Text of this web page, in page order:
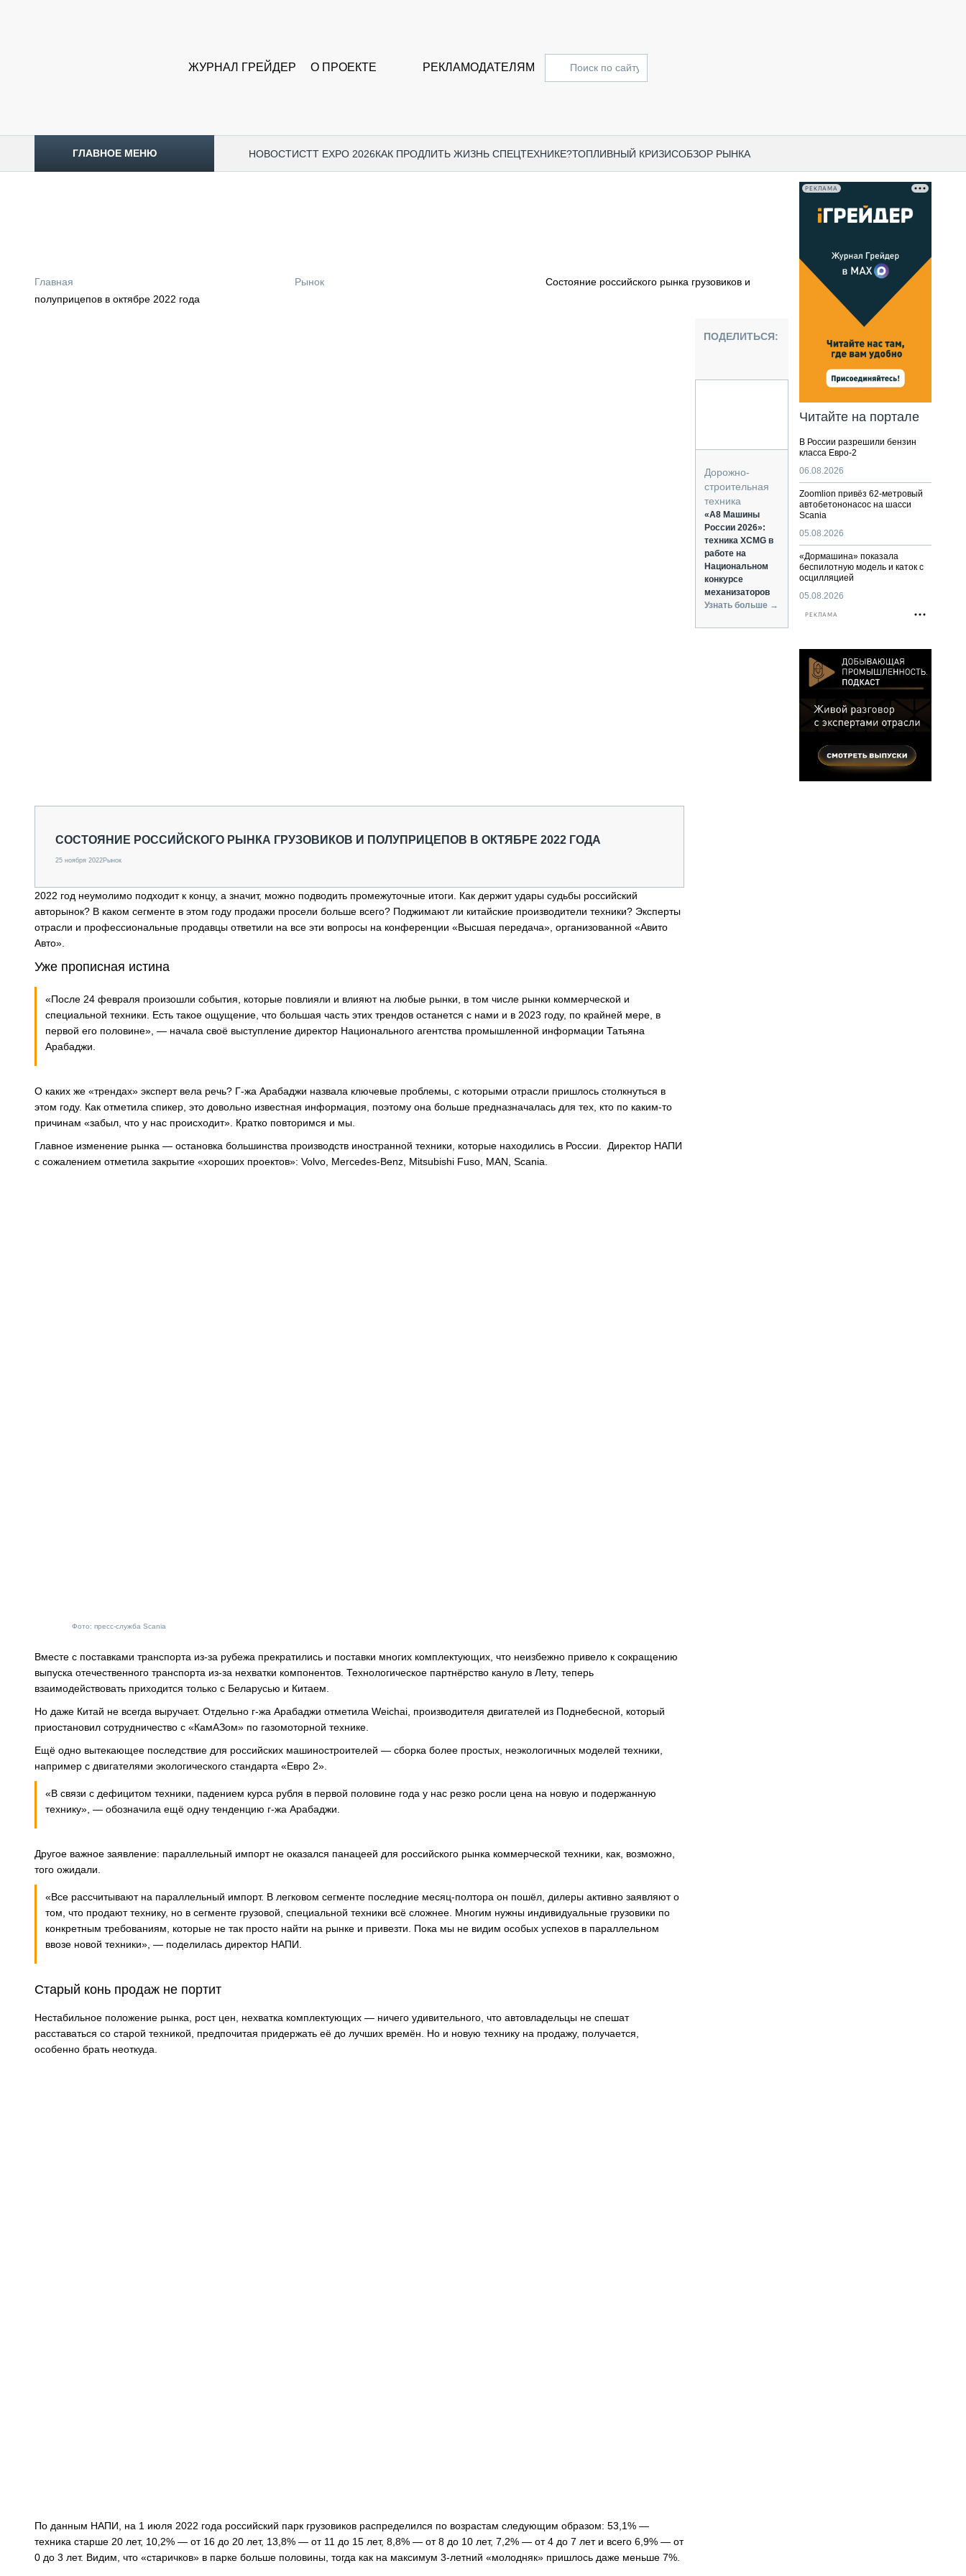
ЖУРНАЛ ГРЕЙДЕР О ПРОЕКТЕ РЕКЛАМОДАТЕЛЯМ
ГЛАВНОЕ МЕНЮ НОВОСТИCTT EXPO 2026КАК ПРОДЛИТЬ ЖИЗНЬ СПЕЦТЕХНИКЕ?ТОПЛИВНЫЙ КРИЗИСОБЗОР РЫНКА
ОБЗОР РЫНКА
ПОДЪЁМНАЯ ТЕХНИКА
ПАССАЖИРСКИЙ ТРАНСПОРТ
Главная Рынок
Cостояние российского рынка грузовиков и
полуприцепов в октябре 2022 года
CОСТОЯНИЕ РОССИЙСКОГО РЫНКА ГРУЗОВИКОВ И ПОЛУПРИЦЕПОВ В ОКТЯБРЕ 2022 ГОДА
25 ноября 2022Рынок
2022 год неумолимо подходит к концу, а значит, можно подводить промежуточные итоги. Как держит удары судьбы российский
авторынок? В каком сегменте в этом году продажи просели больше всего? Поджимают ли китайские производители техники? Эксперты
отрасли и профессиональные продавцы ответили на все эти вопросы на конференции «Высшая передача», организованной «Авито
Авто».
Уже прописная истина
«После 24 февраля произошли события, которые повлияли и влияют на любые рынки, в том числе рынки коммерческой и
специальной техники. Есть такое ощущение, что большая часть этих трендов останется с нами и в 2023 году, по крайней мере, в
первой его половине», — начала своё выступление директор Национального агентства промышленной информации Татьяна
Арабаджи.
О каких же «трендах» эксперт вела речь? Г-жа Арабаджи назвала ключевые проблемы, с которыми отрасли пришлось столкнуться в
этом году. Как отметила спикер, это довольно известная информация, поэтому она больше предназначалась для тех, кто по каким-то
причинам «забыл, что у нас происходит». Кратко повторимся и мы.
Главное изменение рынка — остановка большинства производств иностранной техники, которые находились в России. Директор НАПИ
с сожалением отметила закрытие «хороших проектов»: Volvo, Mercedes-Benz, Mitsubishi Fuso, MAN, Scania.
Фото: пресс-служба Scania
Вместе с поставками транспорта из-за рубежа прекратились и поставки многих комплектующих, что неизбежно привело к сокращению
выпуска отечественного транспорта из-за нехватки компонентов. Технологическое партнёрство кануло в Лету, теперь
взаимодействовать приходится только с Беларусью и Китаем.
Но даже Китай не всегда выручает. Отдельно г-жа Арабаджи отметила Weichai, производителя двигателей из Поднебесной, который
приостановил сотрудничество с «КамАЗом» по газомоторной технике.
Ещё одно вытекающее последствие для российских машиностроителей — сборка более простых, неэкологичных моделей техники,
например с двигателями экологического стандарта «Евро 2».
«В связи с дефицитом техники, падением курса рубля в первой половине года у нас резко росли цена на новую и подержанную
технику», — обозначила ещё одну тенденцию г-жа Арабаджи.
Другое важное заявление: параллельный импорт не оказался панацеей для российского рынка коммерческой техники, как, возможно,
того ожидали.
«Все рассчитывают на параллельный импорт. В легковом сегменте последние месяц-полтора он пошёл, дилеры активно заявляют о
том, что продают технику, но в сегменте грузовой, специальной техники всё сложнее. Многим нужны индивидуальные грузовики по
конкретным требованиям, которые не так просто найти на рынке и привезти. Пока мы не видим особых успехов в параллельном
ввозе новой техники», — поделилась директор НАПИ.
Старый конь продаж не портит
Нестабильное положение рынка, рост цен, нехватка комплектующих — ничего удивительного, что автовладельцы не спешат
расставаться со старой техникой, предпочитая придержать её до лучших времён. Но и новую технику на продажу, получается,
особенно брать неоткуда.
По данным НАПИ, на 1 июля 2022 года российский парк грузовиков распределился по возрастам следующим образом: 53,1% —
техника старше 20 лет, 10,2% — от 16 до 20 лет, 13,8% — от 11 до 15 лет, 8,8% — от 8 до 10 лет, 7,2% — от 4 до 7 лет и всего 6,9% — от
0 до 3 лет. Видим, что «старичков» в парке больше половины, тогда как на максимум 3-летний «молодняк» пришлось даже меньше 7%.
ПОДЕЛИТЬСЯ:
Дорожно-
строительная
техника
«А8 Машины
России 2026»:
техника XCMG в
работе на
Национальном
конкурсе
механизаторов
Узнать больше →
РЕКЛАМА
Читайте на портале
В России разрешили бензин
класса Евро-2
06.08.2026
Zoomlion привёз 62-метровый
автобетононасос на шасси
Scania
05.08.2026
«Дормашина» показала
беспилотную модель и каток с
осцилляцией
05.08.2026
РЕКЛАМА